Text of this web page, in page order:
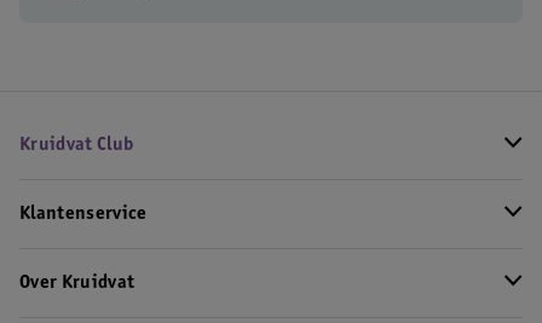
Kruidvat Club
Klantenservice
Over Kruidvat